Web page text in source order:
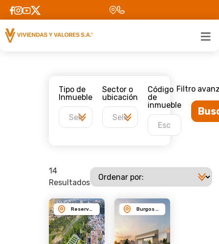
Tipo de
Inmueble
Sector o
ubicación
Código
de
inmueble
Filtro
14
Resultados